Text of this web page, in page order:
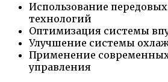
Использование
технологий
Оптимизация системы
Улучшение системы
Применение
управления